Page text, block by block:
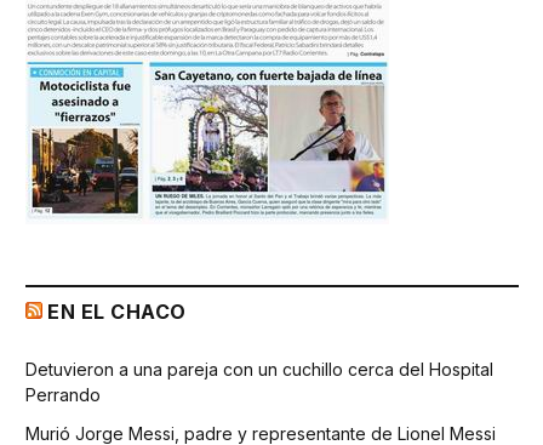
EN EL CHACO
Detuvieron a una pareja con un cuchillo cerca del Hospital
Perrando
Murió Jorge Messi, padre y representante de Lionel Messi